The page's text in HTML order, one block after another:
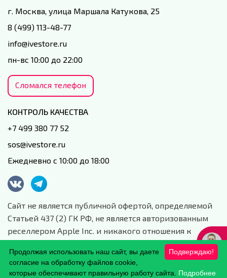
г. Москва, улица Маршала Катукова, 25
8 (499) 113-48-77
info@ivestore.ru
пн-вс 10:00 до 22:00
Сломался телефон
КОНТРОЛЬ КАЧЕСТВА
+7 499 380 77 52
sos@ivestore.ru
Ежедневно с 10:00 до 18:00
Сайт не является публичной офертой, определяемой
Статьей 437 (2) ГК РФ, не является авторизованным
реселлером Apple Inc. и никакого отношения к
данной компании и ее юридическим лицам не имеет.
Сайт носит сугубо информационный характер.
Обработка персональных данных.
Подверждаю!
Продолжая использовать наш сайт, вы даете
согласие на обработку файлов cookie,
которые обеспечивают правильную работу сайта. Подробнее